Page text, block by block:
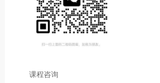
课程咨询